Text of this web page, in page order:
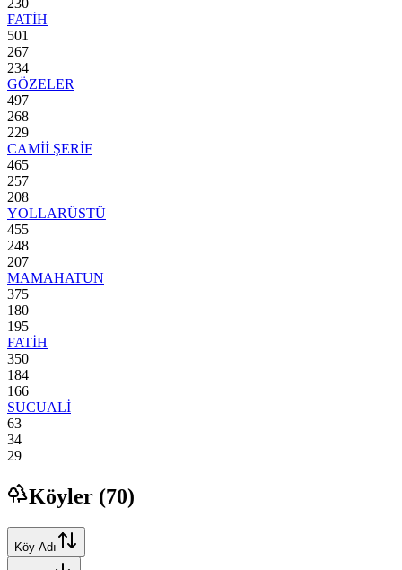
FATİH
501
267
234
GÖZELER
497
268
229
CAMİİ ŞERİF
465
257
208
YOLLARÜSTÜ
455
248
207
MAMAHATUN
375
180
195
FATİH
350
184
166
SUCUALİ
63
34
29
Köyler (70)
Köy Adı